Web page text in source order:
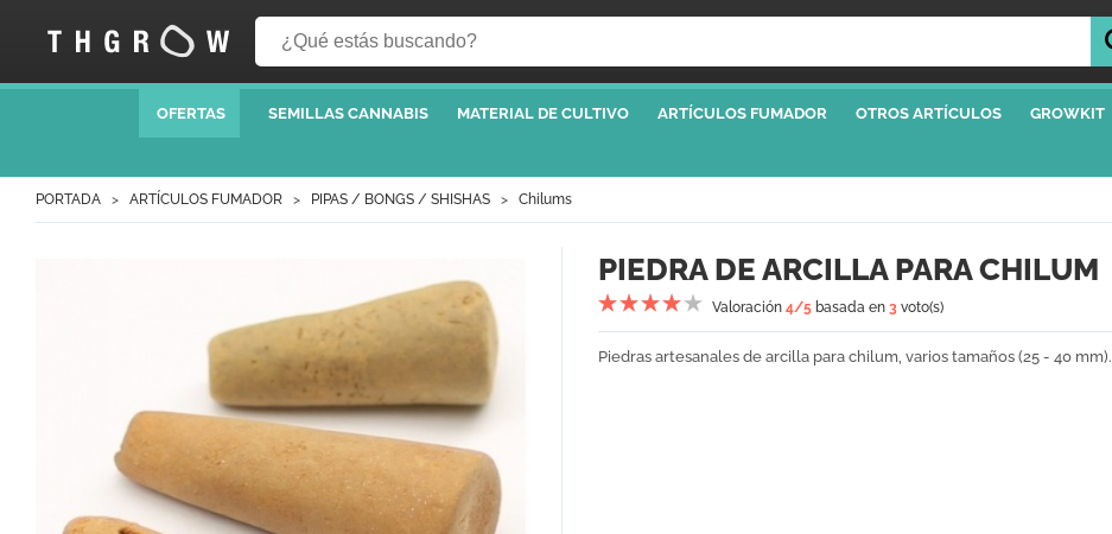
OFERTAS SEMILLAS CANNABIS MATERIAL DE CULTIVO ARTÍCULOS FUMADOR OTROS ARTÍCULOS GROWKIT
PORTADA ARTÍCULOS FUMADOR PIPAS / BONGS / SHISHAS Chilums
PIEDRA DE ARCILLA PARA CHILUM
Valoración 4/5 basada en 3 voto(s)
Piedras artesanales de arcilla para chilum, varios tamaños (25 - 40 mm).